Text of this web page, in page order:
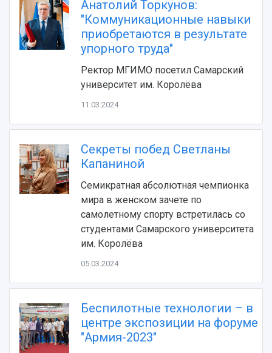
Об университете
Руководство
Наблюдательный совет
Попечительский совет
Ученый совет
Главные новости
Объявления
События
СМИ об университете
Пресс-центр
Газета "Полет"
Образование
Почему я выбираю Самарский университет?
Бакалавриат и специалитет
Магистратура
Формы обучения
Учебные планы
Дополнительное образование
Научно-исследовательская деятельность
Основные научные направления
Диссертационные советы
Подготовка научных кадров
работников
Научно-технический совет
Научные проекты и темы
Анатолий Торкунов:
"Коммуникационные навыки
приобретаются в результате
упорного труда"
Ректор МГИМО посетил Самарский
университет им. Королёва
11.03.2024
Секреты побед Светланы
Капаниной
Семикратная абсолютная чемпионка
мира в женском зачете по
самолетному спорту встретилась со
студентами Самарского университета
им. Королёва
05.03.2024
Беспилотные технологии – в
центре экспозиции на форуме
"Армия-2023"